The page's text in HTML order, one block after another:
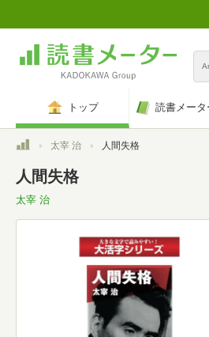
トップ 読書メータ
トップ太宰 治 人間失格
人間失格
太宰 治